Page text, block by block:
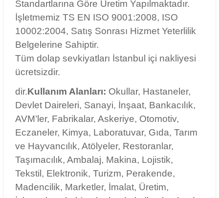
Taşımacılık, Ambalaj, Makina, Lojistik,
Tekstil, Elektronik, Turizm, Perakende,
Madencilik, Marketler, İmalat, Üretim,
İşletmeler, vb. birçok alanda kullanılmaktadır.